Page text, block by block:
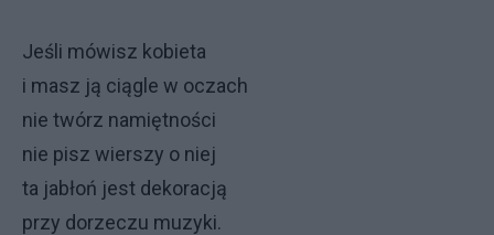
Jeśli mówisz kobieta
i masz ją ciągle w oczach
nie twórz namiętności
nie pisz wierszy o niej
ta jabłoń jest dekoracją
przy dorzeczu muzyki.